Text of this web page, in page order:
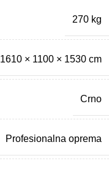
270 kg
1610 × 1100 × 1530 cm
Crno
Profesionalna oprema